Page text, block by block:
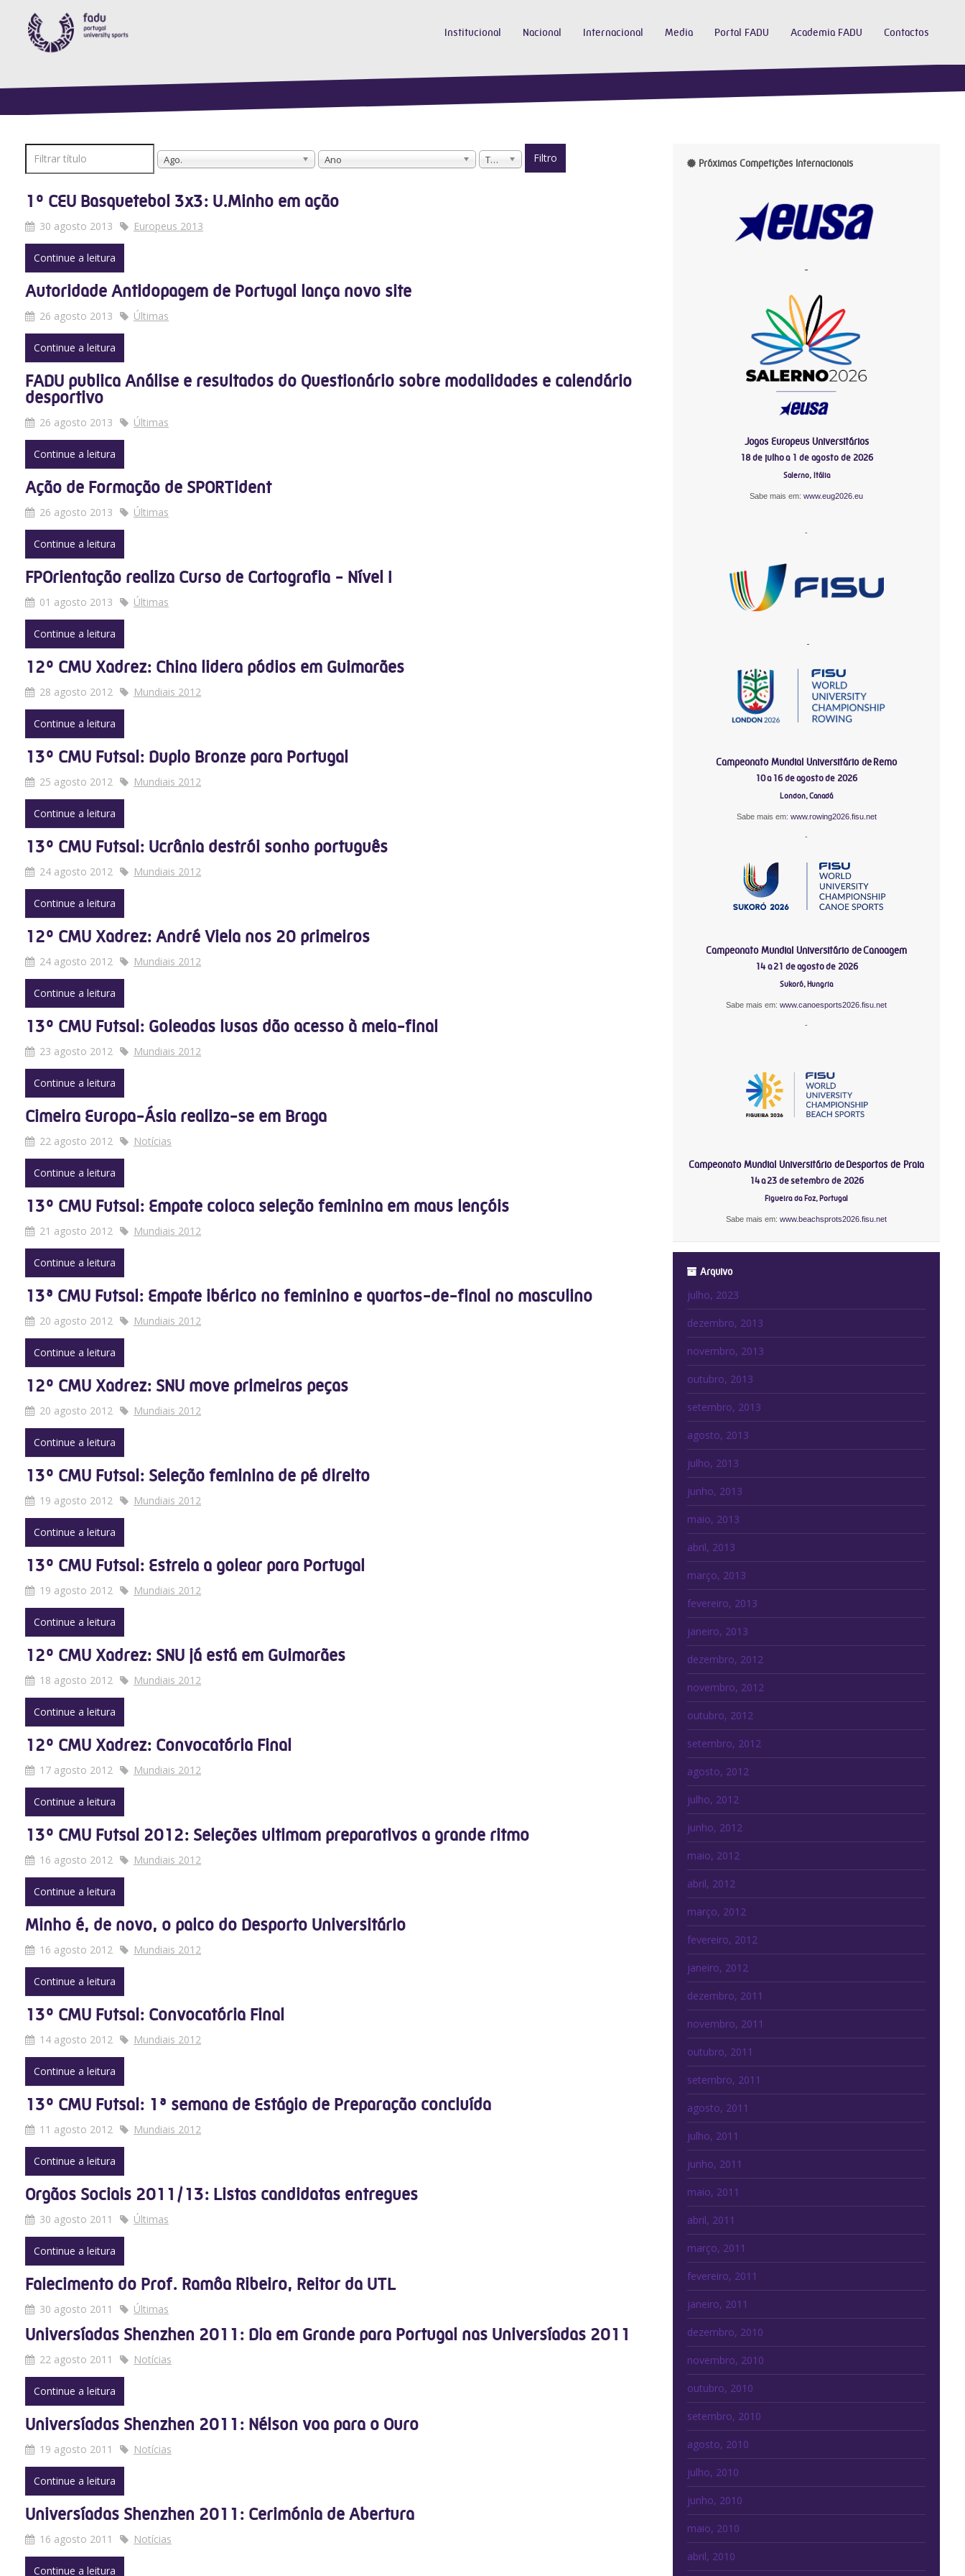
Institucional Nacional Internacional Media Portal FADU Academia FADU Contactos
Filtrar
título
Ago. Ano Todos Filtro
1º CEU Basquetebol 3x3: U.Minho em ação
30 agosto 2013 Europeus 2013
Continue a leitura
Autoridade Antidopagem de Portugal lança novo site
26 agosto 2013 Últimas
Continue a leitura
FADU publica Análise e resultados do Questionário sobre modalidades e calendário
desportivo
26 agosto 2013 Últimas
Continue a leitura
Ação de Formação de SPORTident
26 agosto 2013 Últimas
Continue a leitura
FPOrientação realiza Curso de Cartografia - Nível I
01 agosto 2013 Últimas
Continue a leitura
12º CMU Xadrez: China lidera pódios em Guimarães
28 agosto 2012 Mundiais 2012
Continue a leitura
13º CMU Futsal: Duplo Bronze para Portugal
25 agosto 2012 Mundiais 2012
Continue a leitura
13º CMU Futsal: Ucrânia destrói sonho português
24 agosto 2012 Mundiais 2012
Continue a leitura
12º CMU Xadrez: André Viela nos 20 primeiros
24 agosto 2012 Mundiais 2012
Continue a leitura
13º CMU Futsal: Goleadas lusas dão acesso à meia-final
23 agosto 2012 Mundiais 2012
Continue a leitura
Cimeira Europa-Ásia realiza-se em Braga
22 agosto 2012 Notícias
Continue a leitura
13º CMU Futsal: Empate coloca seleção feminina em maus lençóis
21 agosto 2012 Mundiais 2012
Continue a leitura
13ª CMU Futsal: Empate ibérico no feminino e quartos-de-final no masculino
20 agosto 2012 Mundiais 2012
Continue a leitura
12º CMU Xadrez: SNU move primeiras peças
20 agosto 2012 Mundiais 2012
Continue a leitura
13º CMU Futsal: Seleção feminina de pé direito
19 agosto 2012 Mundiais 2012
Continue a leitura
13º CMU Futsal: Estreia a golear para Portugal
19 agosto 2012 Mundiais 2012
Continue a leitura
12º CMU Xadrez: SNU já está em Guimarães
18 agosto 2012 Mundiais 2012
Continue a leitura
12º CMU Xadrez: Convocatória Final
17 agosto 2012 Mundiais 2012
Continue a leitura
13º CMU Futsal 2012: Seleções ultimam preparativos a grande ritmo
16 agosto 2012 Mundiais 2012
Continue a leitura
Minho é, de novo, o palco do Desporto Universitário
16 agosto 2012 Mundiais 2012
Continue a leitura
13º CMU Futsal: Convocatória Final
14 agosto 2012 Mundiais 2012
Continue a leitura
13º CMU Futsal: 1ª semana de Estágio de Preparação concluída
11 agosto 2012 Mundiais 2012
Continue a leitura
Orgãos Sociais 2011/13: Listas candidatas entregues
30 agosto 2011 Últimas
Continue a leitura
Falecimento do Prof. Ramôa Ribeiro, Reitor da UTL
30 agosto 2011 Últimas
Universíadas Shenzhen 2011: Dia em Grande para Portugal nas Universíadas 2011
22 agosto 2011 Notícias
Continue a leitura
Universíadas Shenzhen 2011: Nélson voa para o Ouro
19 agosto 2011 Notícias
Continue a leitura
Universíadas Shenzhen 2011: Cerimónia de Abertura
16 agosto 2011 Notícias
Continue a leitura
Próximas Competições Internacionais
-
Jogos Europeus Universitários
18 de julho a 1 de agosto de 2026
Salerno, Itália
Sabe mais em:www.eug2026.eu
-
-
Campeonato Mundial Universitário de Remo
10 a 16 de agosto de 2026
London, Canadá
Sabe mais em: www.rowing2026.fisu.net
-
Campeonato Mundial Universitário de Canoagem
14 a 21 de agosto de 2026
Sukoró, Hungria
Sabe mais em:www.canoesports2026.fisu.net
-
Campeonato Mundial Universitário de Desportos de Praia
14 a 23 de setembro de 2026
Figueira da Foz, Portugal
Sabe mais em:www.beachsprots2026.fisu.net
Arquivo
julho, 2023
dezembro, 2013
novembro, 2013
outubro, 2013
setembro, 2013
agosto, 2013
julho, 2013
junho, 2013
maio, 2013
abril, 2013
março, 2013
fevereiro, 2013
janeiro, 2013
dezembro, 2012
novembro, 2012
outubro, 2012
setembro, 2012
agosto, 2012
julho, 2012
junho, 2012
maio, 2012
abril, 2012
março, 2012
fevereiro, 2012
janeiro, 2012
dezembro, 2011
novembro, 2011
outubro, 2011
setembro, 2011
agosto, 2011
julho, 2011
junho, 2011
maio, 2011
abril, 2011
março, 2011
fevereiro, 2011
janeiro, 2011
dezembro, 2010
novembro, 2010
outubro, 2010
setembro, 2010
agosto, 2010
julho, 2010
junho, 2010
maio, 2010
abril, 2010